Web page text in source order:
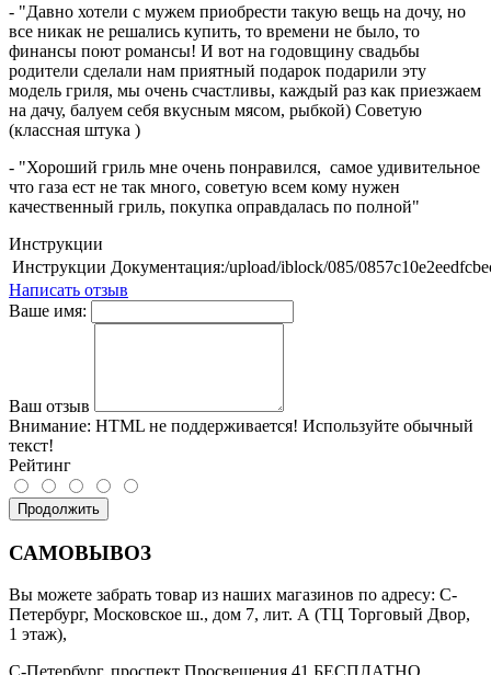
- "Давно хотели с мужем приобрести такую вещь на дочу, но
все никак не решались купить, то времени не было, то
финансы поют романсы! И вот на годовщину свадьбы
родители сделали нам приятный подарок подарили эту
модель гриля, мы очень счастливы, каждый раз как приезжаем
на дачу, балуем себя вкусным мясом, рыбкой) Советую
(классная штука )
- "Хороший гриль мне очень понравился, самое удивительное
что газа ест не так много, советую всем кому нужен
качественный гриль, покупка оправдалась по полной"
Инструкции
Инструкции Документация:/upload/iblock/085/
Написать отзыв
Ваше имя:
Ваш отзыв
Внимание: HTML не поддерживается! Используйте обычный
текст!
Рейтинг
Продолжить
САМОВЫВОЗ
Вы можете забрать товар из наших магазинов по адресу: С-
Петербург, Московское ш., дом 7, лит. А (ТЦ Торговый Двор,
1 этаж),